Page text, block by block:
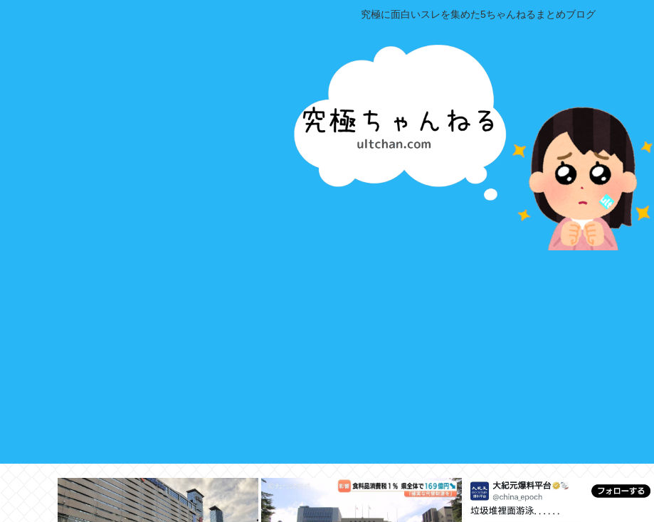
究極に面白いスレを集めた5ちゃんねるまとめブログ